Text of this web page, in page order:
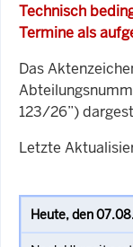
Technisch
Termine als
Das
123/26”)
Letzte